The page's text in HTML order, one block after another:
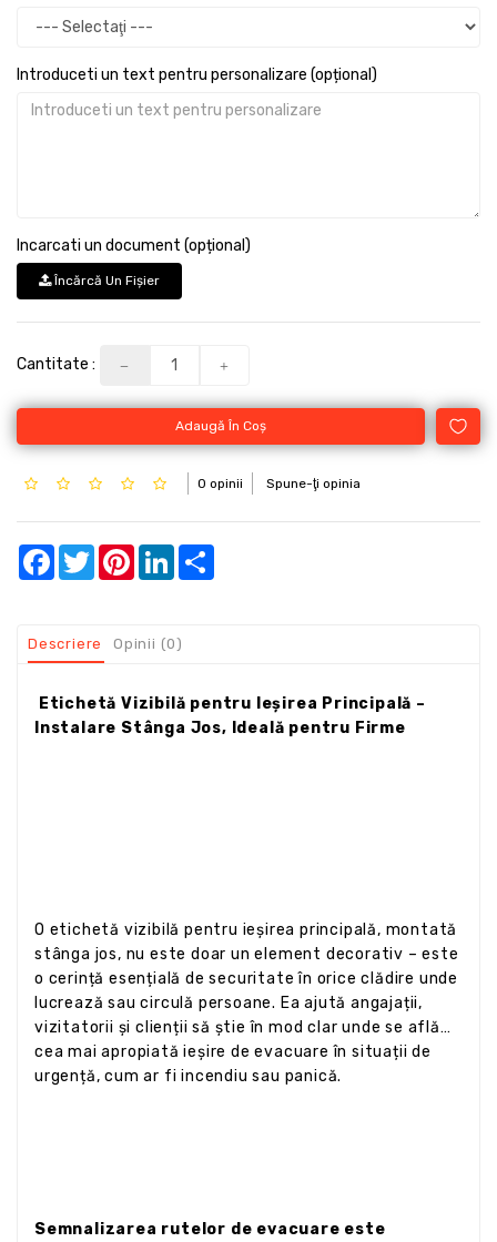
Introduceti un text pentru personalizare (opțional)
Incarcati un document (opțional)
Încărcă Un Fişier
Cantitate :
Adaugă În Coş
0 opinii Spune-ţi opinia
Facebook
TwitterPinterestLinkedIn
Descriere Opinii (0)
Etichetă Vizibilă pentru Ieșirea Principală –
Instalare Stânga Jos, Ideală pentru Firme
O etichetă vizibilă pentru ieșirea principală, montată
stânga jos, nu este doar un element decorativ – este
o cerință esențială de securitate în orice clădire unde
lucrează sau circulă persoane. Ea ajută angajații,
vizitatorii și clienții să știe în mod clar unde se află
cea mai apropiată ieșire de evacuare în situații de
urgență, cum ar fi incendiu sau panică.
Semnalizarea rutelor de evacuare este